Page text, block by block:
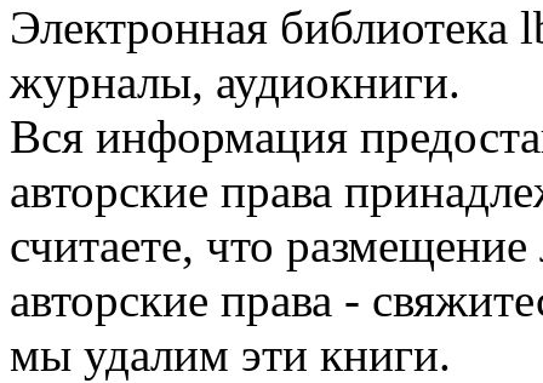
Электронная библиотека
журналы, аудиокниги.
Вся информация
авторские права
считаете, что
авторские права -
мы удалим эти книги.